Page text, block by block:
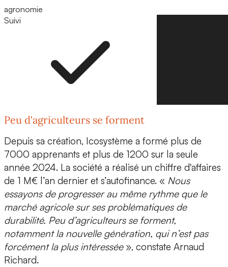
agronomie
Suivi
Peu d'agriculteurs se forment
Depuis sa création, Icosystème a formé plus de
7000 apprenants et plus de 1200 sur la seule
année 2024. La société a réalisé un chiffre d'affaires
de 1 M€ l’an dernier et s’autofinance. « Nous
essayons de progresser au même rythme que le
marché agricole sur ses problématiques de
durabilité. Peu d’agriculteurs se forment,
notamment la nouvelle génération, qui n’est pas
forcément la plus intéressée», constate Arnaud
Richard.